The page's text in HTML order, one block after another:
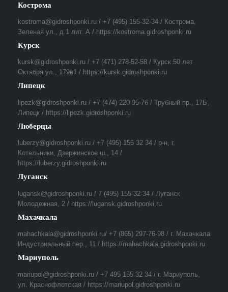
Кострома
kostroma@gidroshponki.ru / +7 (495) 155-32-34 / Кострома,
Зеленая ул., д.1 лит. А / https://kostroma.gidroshponki.ru
Курск
kursk@gidroshponki.ru / +7 (471) 278-52-58 / Курск 50 лет
Октября ул., 179в1 / https://kursk.gidroshponki.ru
Липецк
lipezk@gidroshponki.ru / +7 (474) 220-95-76 / Трубный пр., 17Б,
Липецк / https://lipezk.gidroshponki.ru
Люберцы
luberzy@gidroshponki.ru / +7 (495) 155 32 34 / р-н, г.
Котельники, Дзержинское ш., 14 /
https://luberzy.gidroshponki.ru
Луганск
lugansk@gidroshponki.ru / 7 (495) 155-32-34 / Луганск
Молодежная, 2 / https://lugansk.gidroshponki.ru
Махачкала
mahachkala@gidroshponki.ru/ +7 (865) 297-76-98 / г. Махачкала
Индустриальный пер., 11 / https://mahachkala.gidroshponki.ru
Мариуполь
mariupol@gidroshponki.ru / +7 495 155 32 34 / г. Мариуполь,
ул. Краснофлотская / https://mariupol.gidroshponki.ru